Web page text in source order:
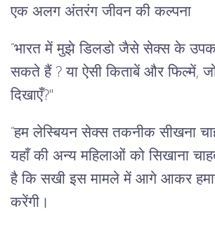
एक अलग अंतरंग जीवन की कल्पना
“भारत में मुझे डिलडो जैसे सेक्स के
सकते हैं ? या ऐसी किताबें और फिल्में,
दिखाएँ?"
“हम लेस्बियन सेक्स तकनीक सीखना
यहाँ की अन्य महिलाओं को सिखाना
है कि सखी इस मामले में आगे आकर हमारा
करेंगी।